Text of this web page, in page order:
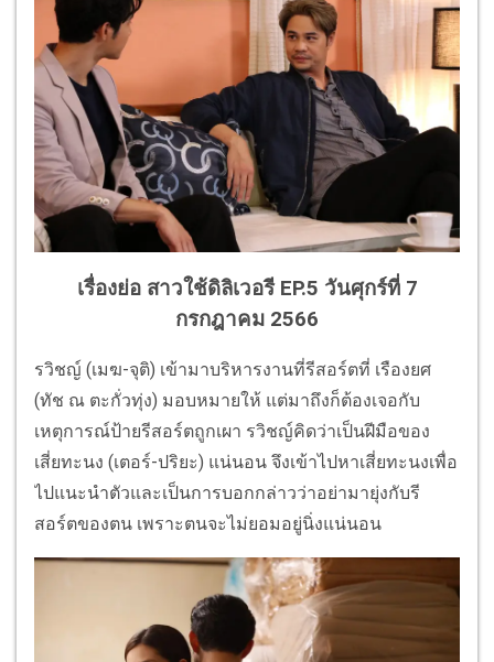
เรื่องย่อ สาวใช้ดิลิเวอรี EP.5 วันศุกร์ที่ 7
กรกฎาคม 2566
รวิชญ์ (เมฆ-จุติ) เข้ามาบริหารงานที่รีสอร์ตที่ เรืองยศ
(ทัช ณ ตะกั่วทุ่ง) มอบหมายให้ แต่มาถึงก็ต้องเจอกับ
เหตุการณ์ป้ายรีสอร์ตถูกเผา รวิชญ์คิดว่าเป็นฝีมือของ
เสี่ยทะนง (เตอร์-ปริยะ) แน่นอน จึงเข้าไปหาเสี่ยทะนงเพื่อ
ไปแนะนำตัวและเป็นการบอกกล่าวว่าอย่ามายุ่งกับรี
สอร์ตของตน เพราะตนจะไม่ยอมอยู่นิ่งแน่นอน